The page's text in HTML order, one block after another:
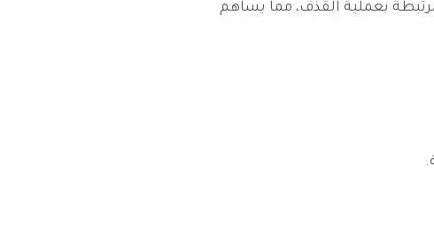
بعملية القذف، مما يساهم